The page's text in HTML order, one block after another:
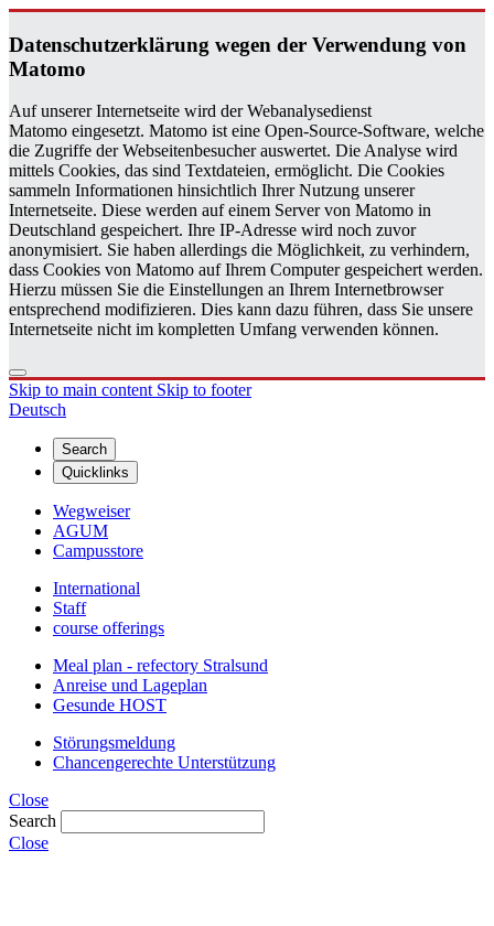
Daten­schutzerklärung wegen der Ver­wen­dung von
Matomo
Auf unserer Internetseite wird der Webanalysedienst
Matomo eingesetzt. Matomo ist eine Open-Source-Software, welche
die Zugriffe der Webseitenbesucher auswertet. Die Analyse wird
mittels Cookies, das sind Textdateien, ermöglicht. Die Cookies
sammeln Informationen hinsichtlich Ihrer Nutzung unserer
Internetseite. Diese werden auf einem Server von Matomo in
Deutschland gespeichert. Ihre IP-Adresse wird noch zuvor
anonymisiert. Sie haben allerdings die Möglichkeit, zu verhindern,
dass Cookies von Matomo auf Ihrem Computer gespeichert werden.
Hierzu müssen Sie die Einstellungen an Ihrem Internetbrowser
entsprechend modifizieren. Dies kann dazu führen, dass Sie unsere
Internetseite nicht im kompletten Umfang verwenden können.
Skip to main content Skip to footer
Deutsch
Search
Quicklinks
Wegweiser
AGUM
Campusstore
International
Staff
course offerings
Meal plan - refectory Stralsund
Anreise und Lageplan
Gesunde HOST
Störungsmeldung
Chancengerechte Unterstützung
Close
Search
Close